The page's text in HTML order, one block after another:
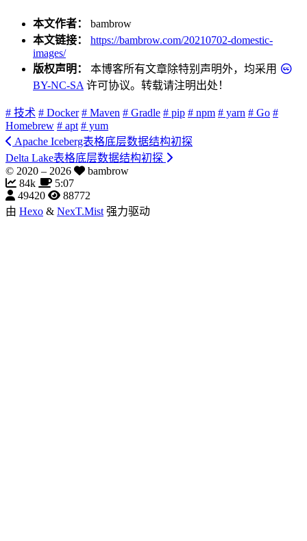
本文作者： bambrow
本文链接：
https://bambrow.com/20210702-domestic-
images/
版权声明： 本博客所有文章除特别声明外，均采用
BY-NC-SA 许可协议。转载请注明出处！
# 技术 # Docker # Maven # Gradle # pip # npm # yarn # Go #
Homebrew # apt # yum
Apache Iceberg表格底层数据结构初探
Delta Lake表格底层数据结构初探
© 2020 – 2026
bambrow
84k
5:07
49420
88772
由 Hexo & NexT.Mist 强力驱动